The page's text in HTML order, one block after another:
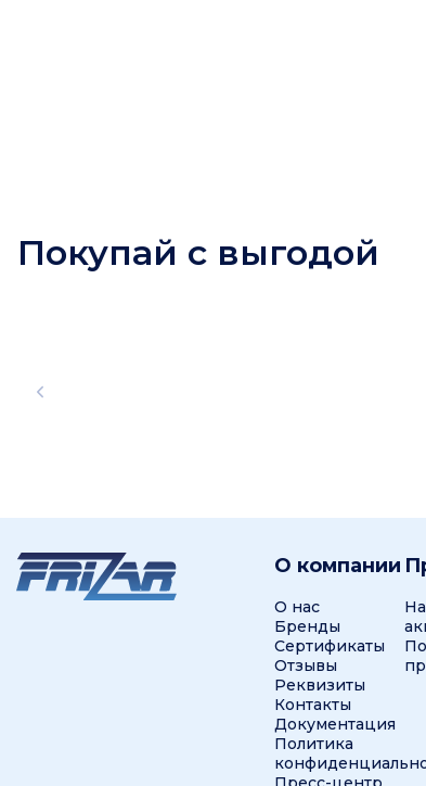
Покупай с выгодой
О компании
О нас
Бренды
Сертификаты
Отзывы
Реквизиты
Контакты
Документация
Политика